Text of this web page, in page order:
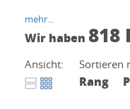
mehr...
Wir haben 818
Ansicht: Sortieren
Rang